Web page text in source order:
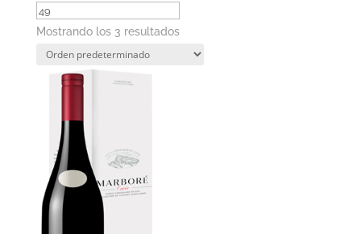
Mostrando los 3 resultados